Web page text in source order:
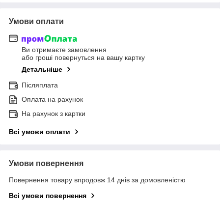
Умови оплати
Ви отримаєте замовлення
або гроші повернуться на вашу картку
Детальніше
Післяплата
Оплата на рахунок
На рахунок з картки
Всі умови оплати
Умови повернення
Повернення товару впродовж 14 днів за домовленістю
Всі умови повернення